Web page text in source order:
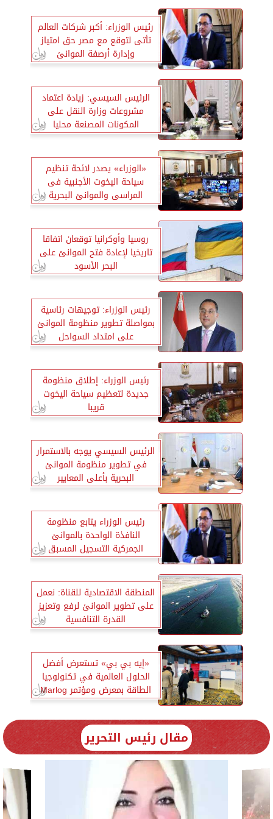
رئيس الوزراء: أكبر شركات العالم
تأتى لتوقع مع مصر حق امتياز
وإدارة أرصفة الموانئ
الرئيس السيسي: زيادة اعتماد
مشروعات وزارة النقل على
المكونات المصنعة محليا
«الوزراء» يصدر لائحة تنظيم
سياحة اليخوت الأجنبية فى
المراسى والموانئ البحرية
روسيا وأوكرانيا توقعان اتفاقا
تاريخيا لإعادة فتح الموانئ على
البحر الأسود
رئيس الوزراء: توجيهات رئاسية
بمواصلة تطوير منظومة الموانئ
على امتداد السواحل
رئيس الوزراء: إطلاق منظومة
جديدة لتعظيم سياحة اليخوت
قريبا
الرئيس السيسي يوجه بالاستمرار
في تطوير منظومة الموانئ
البحرية بأعلى المعايير
رئيس الوزراء يتابع منظومة
النافذة الواحدة بالموانئ
الجمركية التسجيل المسبق
للشحنات
المنطقة الاقتصادية للقناة: نعمل
على تطوير الموانئ لرفع وتعزيز
القدرة التنافسية
«إيه بي بي» تستعرض أفضل
الحلول العالمية في تكنولوجيا
الطاقة بمعرض ومؤتمر Marlog
11
مقال رئيس التحرير